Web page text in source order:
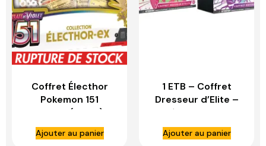
Coffret Électhor
Pokemon 151
Français (EV3.5) –
ASMODEE
Ajouter au panier
1 ETB – Coffret
Dresseur d’Elite –
Pokémon – EV05 –
Forces temporelles
– FR
Ajouter au panier